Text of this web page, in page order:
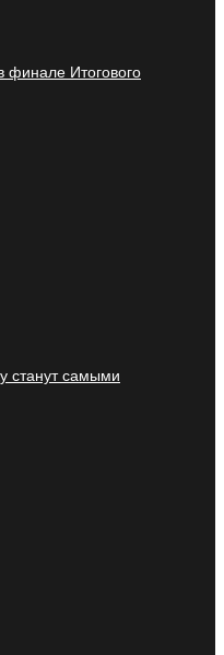
финале Итогового
станут самыми